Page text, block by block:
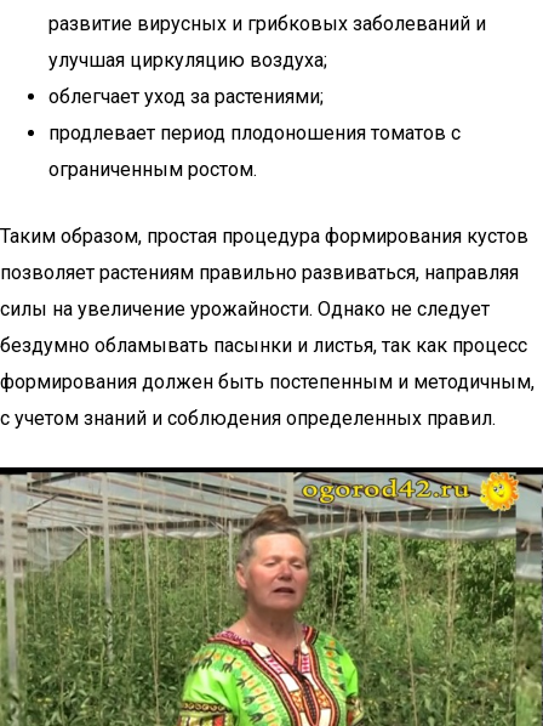
развитие вирусных и грибковых заболеваний и
улучшая циркуляцию воздуха;
облегчает уход за растениями;
продлевает период плодоношения томатов с
ограниченным ростом.
Таким образом, простая процедура формирования кустов
позволяет растениям правильно развиваться, направляя
силы на увеличение урожайности. Однако не следует
бездумно обламывать пасынки и листья, так как процесс
формирования должен быть постепенным и методичным,
с учетом знаний и соблюдения определенных правил.